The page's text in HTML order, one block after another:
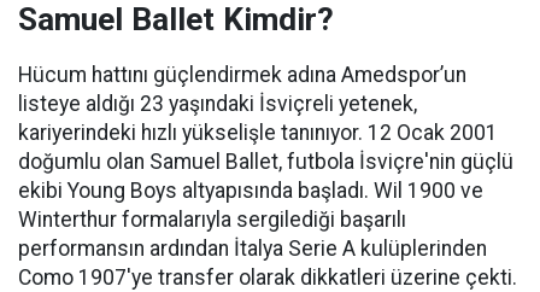
Samuel Ballet Kimdir?
Hücum hattını güçlendirmek adına Amedspor’un
listeye aldığı 23 yaşındaki İsviçreli yetenek,
kariyerindeki hızlı yükselişle tanınıyor. 12 Ocak 2001
doğumlu olan Samuel Ballet, futbola İsviçre'nin güçlü
ekibi Young Boys altyapısında başladı. Wil 1900 ve
Winterthur formalarıyla sergilediği başarılı
performansın ardından İtalya Serie A kulüplerinden
Como 1907'ye transfer olarak dikkatleri üzerine çekti.